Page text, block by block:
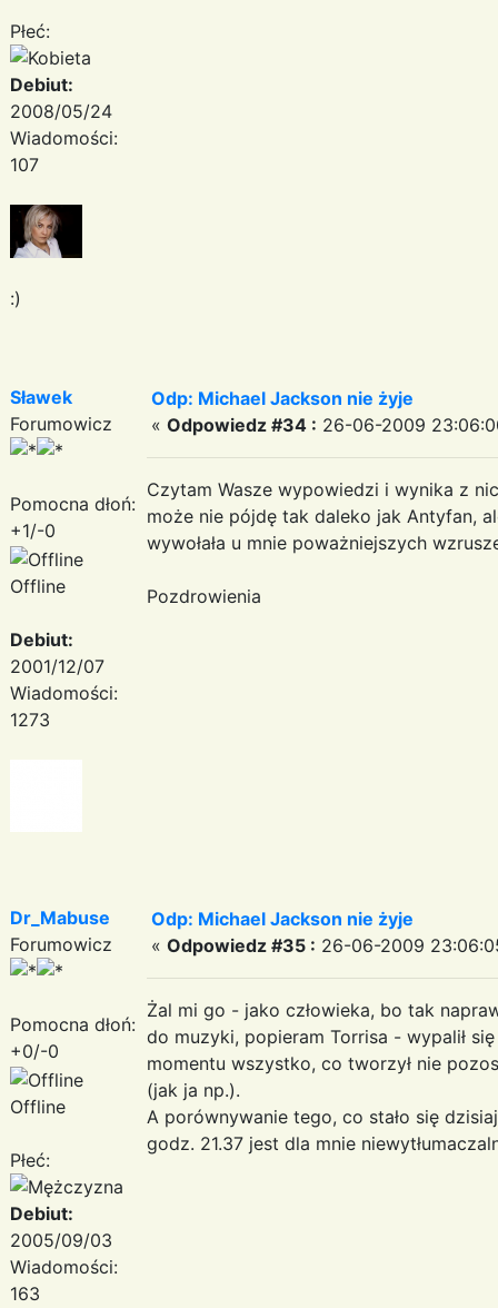
Płeć:
Debiut:
2008/05/24
Wiadomości:
107
:)
Sławek
Forumowicz
Pomocna dłoń:
+1/-0
Offline
Debiut:
2001/12/07
Wiadomości:
1273
Odp: Michael Jackson nie żyje
« Odpowiedz #34 : 26-06-2009
Czytam Wasze wypowiedzi i wynika z
może nie pójdę tak daleko jak Antyfan,
wywołała u mnie poważniejszych
Pozdrowienia
Dr_Mabuse
Forumowicz
Pomocna dłoń:
+0/-0
Offline
Płeć:
Debiut:
2005/09/03
Wiadomości:
163
Odp: Michael Jackson nie żyje
« Odpowiedz #35 : 26-06-2009
Żal mi go - jako człowieka, bo tak
do muzyki, popieram Torrisa - wypalił
momentu wszystko, co tworzył nie
(jak ja np.).
A porównywanie tego, co stało się
godz. 21.37 jest dla mnie